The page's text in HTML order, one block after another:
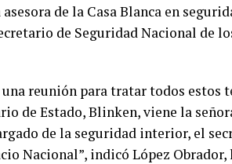
de la Casa Blanca en
de Seguridad Nacional de
una reunión para tratar todos estos
de Estado, Blinken, viene la
de la seguridad interior, el
Nacional”, indicó López